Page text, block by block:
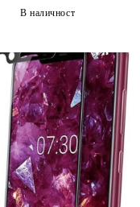
В наличност